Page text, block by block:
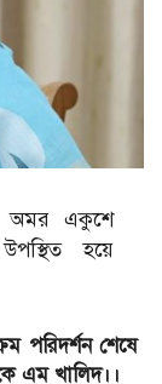
অমর একুশে
হয়ে
পরিদর্শন শেষে
এম খালিদ।।